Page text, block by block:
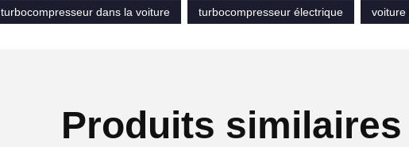
turbocompresseur dans la voiture
turbocompresseur électrique voiture
Produits similaires